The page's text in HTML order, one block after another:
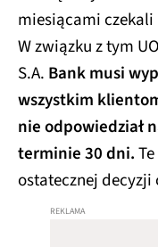
miesiącami
W związku z tym
S.A. Bank musi
wszystkim
nie odpowiedział
terminie 30 dni.
ostatecznej